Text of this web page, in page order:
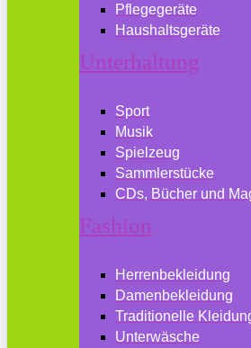
Pflegegeräte
Haushaltsgeräte
Unterhaltung
Sport
Musik
Spielzeug
Sammlerstücke
CDs, Bücher und
Fashion
Herrenbekleidung
Damenbekleidung
Traditionelle
Unterwäsche